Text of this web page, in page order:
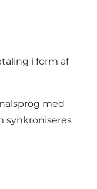
i form af
med
synkroniseres